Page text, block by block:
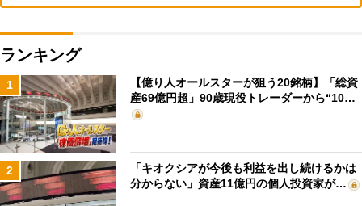
ランキング
1
【億り人オールスターが狙う20銘柄】「総資
産69億円超」90歳現役トレーダーから“10…
2
「キオクシアが今後も利益を出し続けるかは
分からない」資産11億円の個人投資家が…